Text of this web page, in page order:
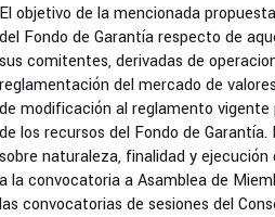
El objetivo de la mencionada
del Fondo de Garantía respecto de
sus comitentes, derivadas de
reglamentación del mercado de
de modificación al reglamento
de los recursos del Fondo de
sobre naturaleza, finalidad y
a la convocatoria a Asamblea de
las convocatorias de sesiones del